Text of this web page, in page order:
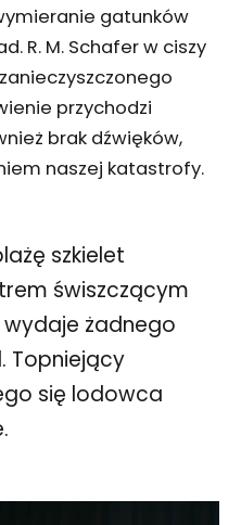
gatunków
R. M. Schafer w ciszy
przychodzi
brak dźwięków,
naszej katastrofy.
szkielet
świszczącym
żadnego
Topniejący
się lodowca